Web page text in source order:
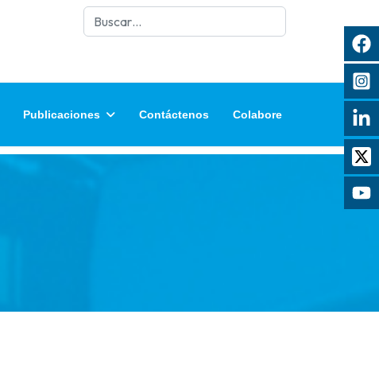
Buscar
Publicaciones Contáctenos Colabore